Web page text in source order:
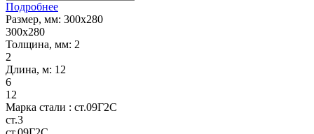
Подробнее
Размер, мм: 300х280
300х280
Толщина, мм: 2
2
Длина, м: 12
6
12
Марка стали : ст.09Г2С
ст.3